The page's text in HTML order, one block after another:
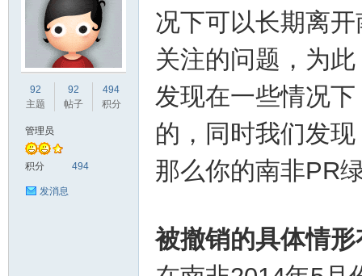
92
主题
92
帖子
494
积分
管理员
积分 494
发消息
况下可以长期离
关注的问题，为
发现在一些情况
的，同时我们发
那么你的南非PR
被撤销的具体情